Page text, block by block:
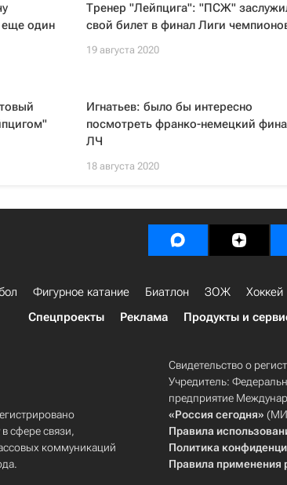
еще один
Тренер "Лейпцига": "ПСЖ"
свой билет в финал Лиги
19 августа 2020
Игнатьев: было бы интересно
посмотреть франко-немецкий
ЛЧ
18 августа 2020
Фигурное катание Биатлон ЗОЖ Хоккей
Спецпроекты
Реклама Продукты и
сфере связи,
коммуникаций
Свидетельство о
Учредитель:
предприятие
«Россия сегодня»
Правила
Политика
Правила применения